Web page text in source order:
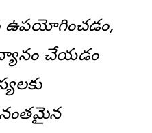
ధ్యానం చేయడం